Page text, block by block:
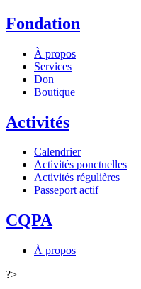
Fondation
À propos
Services
Don
Boutique
Activités
Calendrier
Activités ponctuelles
Activités régulières
Passeport actif
CQPA
À propos
?>